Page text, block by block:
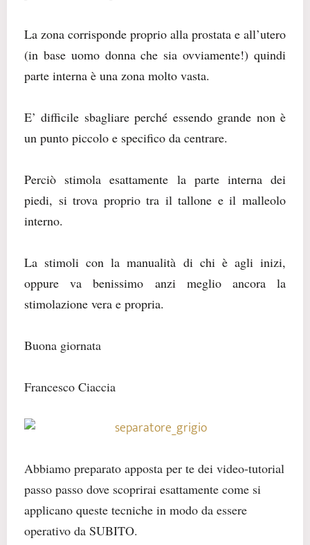
La zona corrisponde proprio alla prostata e all’utero
(in base uomo donna che sia ovviamente!) quindi
parte interna è una zona molto vasta.
E’ difficile sbagliare perché essendo grande non è
un punto piccolo e specifico da centrare.
Perciò stimola esattamente la parte interna dei
piedi, si trova proprio tra il tallone e il malleolo
interno.
La stimoli con la manualità di chi è agli inizi,
oppure va benissimo anzi meglio ancora la
stimolazione vera e propria.
Buona giornata
Francesco Ciaccia
Abbiamo preparato apposta per te dei video-tutorial
passo passo dove scoprirai esattamente come si
applicano queste tecniche in modo da essere
operativo da SUBITO.